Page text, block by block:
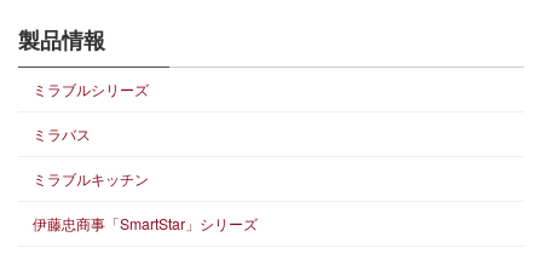
製品情報
ミラブルシリーズ
ミラバス
ミラブルキッチン
伊藤忠商事「SmartStar」シリーズ